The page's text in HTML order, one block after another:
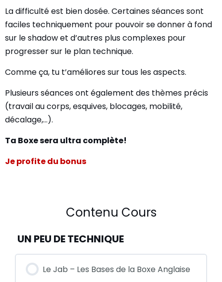
La difficulté est bien dosée. Certaines séances sont
faciles techniquement pour pouvoir se donner à fond
sur le shadow et d’autres plus complexes pour
progresser sur le plan technique.
Comme ça, tu t’améliores sur tous les aspects.
Plusieurs séances ont également des thèmes précis
(travail au corps, esquives, blocages, mobilité,
décalage,…).
Ta Boxe sera ultra complète!
Je profite du bonus
Contenu Cours
UN PEU DE TECHNIQUE
Le Jab – Les Bases de la Boxe Anglaise